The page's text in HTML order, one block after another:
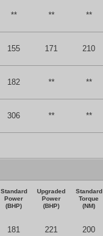
** ** **
155 171 210
182 ** **
306 ** **
Standard
Power
(BHP)
Upgraded
Power
(BHP)
Standard
Torque
(NM)
181 221 200